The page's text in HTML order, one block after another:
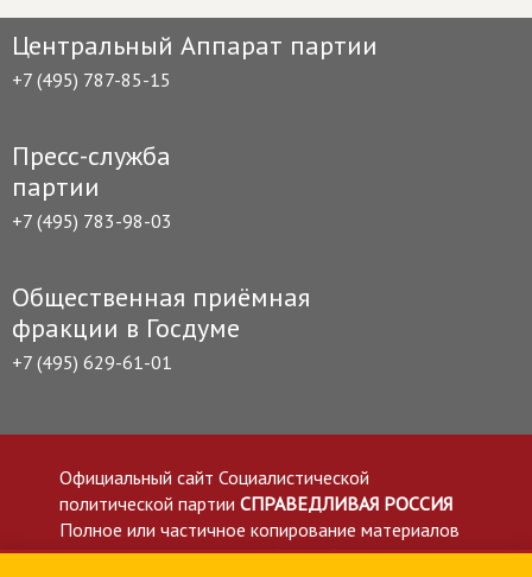
Центральный Аппарат партии
+7 (495) 787-85-15
Пресс-служба
партии
+7 (495) 783-98-03
Общественная приёмная
фракции в Госдуме
+7 (495) 629-61-01
Официальный сайт Социалистической
политической партии СПРАВЕДЛИВАЯ РОССИЯ
Полное или частичное копирование материалов
приветствуется со ссылкой на сайт spravedlivo.ru